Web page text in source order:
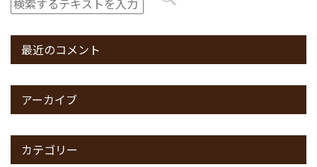
最近のコメント
アーカイブ
カテゴリー